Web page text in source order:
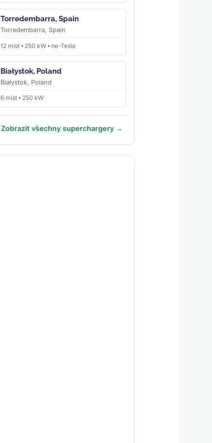
Torredembarra, Spain
Torredembarra, Spain
12 míst • 250 kW • ne-Tesla
Białystok, Poland
Białystok, Poland
6 míst • 250 kW
Zobrazit všechny superchargery →